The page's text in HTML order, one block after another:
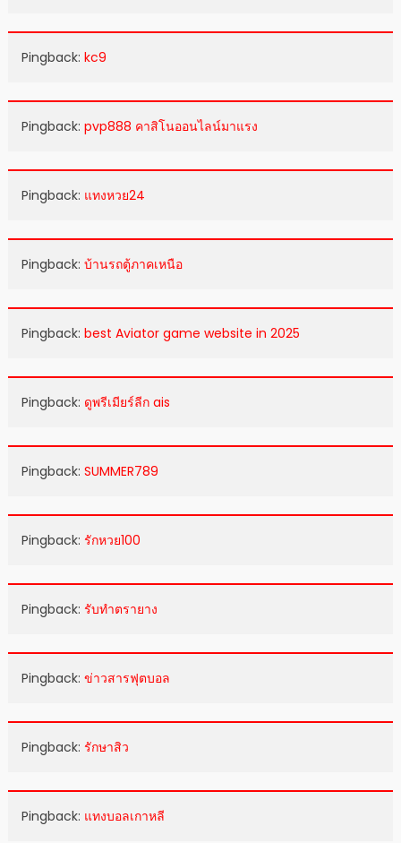
Pingback: kc9
Pingback: pvp888 คาสิโนออนไลน์มาแรง
Pingback: แทงหวย24
Pingback: บ้านรถตู้ภาคเหนือ
Pingback: best Aviator game website in 2025
Pingback: ดูพรีเมียร์ลีก ais
Pingback: SUMMER789
Pingback: รักหวย100
Pingback: รับทำตรายาง
Pingback: ข่าวสารฟุตบอล
Pingback: รักษาสิว
Pingback: แทงบอลเกาหลี